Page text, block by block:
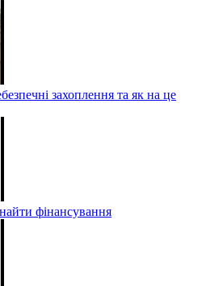
захоплення та як на це
фінансування